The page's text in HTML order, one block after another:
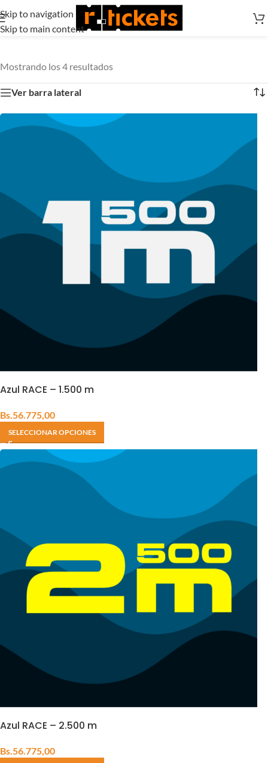
Skip to navigation
Skip to main content
Mostrando los 4 resultados
Ver barra lateral
Azul RACE – 1.500 m
Bs.56.775,00
SELECCIONAR OPCIONES
Azul RACE – 2.500 m
Bs.56.775,00